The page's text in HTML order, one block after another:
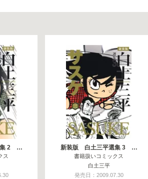
集 2 …
ス
新装版 白土三平選集 3 …
書籍扱いコミックス
白土三平
発売日：2009.07.30